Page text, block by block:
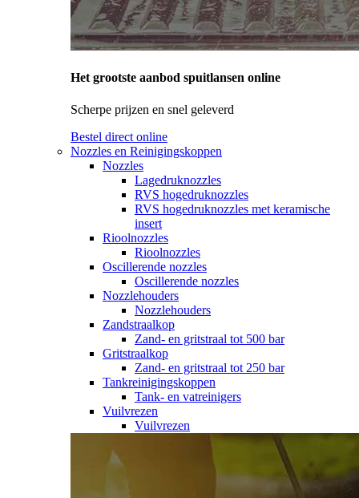
Het grootste aanbod spuitlansen online
Scherpe prijzen en snel geleverd
Bestel direct online
Nozzles en Reinigingskoppen
Nozzles
Lagedruknozzles
RVS hogedruknozzles
RVS hogedruknozzles met keramische
insert
Rioolnozzles
Rioolnozzles
Oscillerende nozzles
Oscillerende nozzles
Nozzlehouders
Nozzlehouders
Zandstraalkop
Zand- en gritstraal tot 500 bar
Gritstraalkop
Zand- en gritstraal tot 250 bar
Tankreinigingskoppen
Tank- en vatreinigers
Vuilvrezen
Vuilvrezen